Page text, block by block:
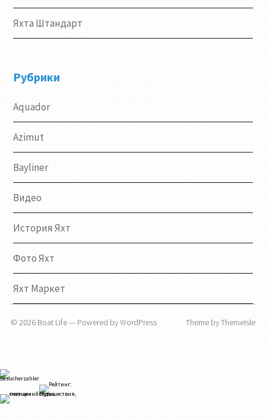
Яхта Штандарт
Рубрики
Aquador
Azimut
Bayliner
Видео
История Яхт
Фото Яхт
Яхт Маркет
© 2026 Boat Life— Powered byWordPress Theme byThemeIsle